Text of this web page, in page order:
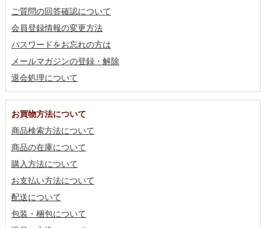
ご質問の回答確認について
会員登録情報の変更方法
パスワードをお忘れの方は
メールマガジンの登録・解除
退会処理について
お買物方法について
商品検索方法について
商品の在庫について
購入方法について
お支払い方法について
配送について
包装・梱包について